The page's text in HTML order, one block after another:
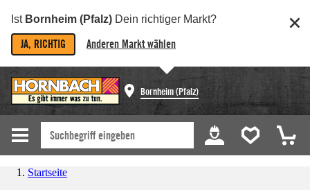
Ist Bornheim (Pfalz) Dein richtiger Markt?
JA, RICHTIG Anderen Markt wählen
Bornheim (Pfalz)
Startseite